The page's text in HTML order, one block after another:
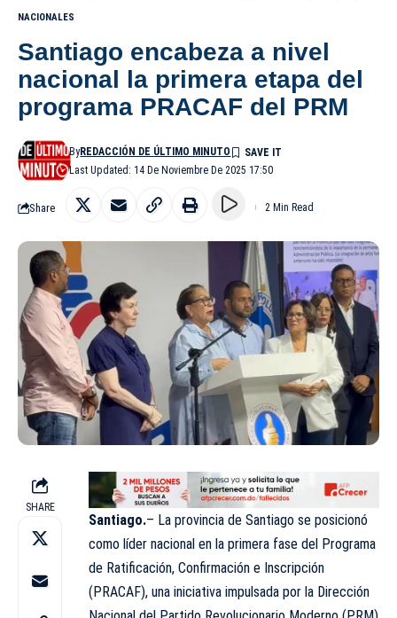
NACIONALES
Santiago encabeza a nivel
nacional la primera etapa del
programa PRACAF del PRM
Last Updated: 14 De Noviembre De 2025 17:50
ByREDACCIÓN DE ÚLTIMO MINUTO
Share 2 Min Read
SHARE
Santiago.– La provincia de Santiago se posicionó
como líder nacional en la primera fase del Programa
de Ratificación, Confirmación e Inscripción
(PRACAF), una iniciativa impulsada por la Dirección